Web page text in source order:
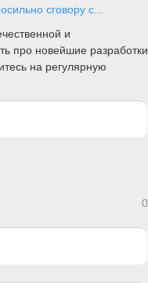
сговору с...
и
про новейшие разработки
на регулярную
0